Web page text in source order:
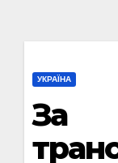
УКРАЇНА
За